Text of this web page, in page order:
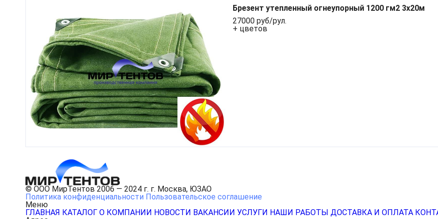
Брезент утепленный огнеупорный 1200 гм2 3х20м
27000 руб/рул.
+ цветов
© ООО МирТентов 2006 — 2024 г. г. Москва, ЮЗАО
Политика конфиденциальности Пользовательское соглашение
Меню
ГЛАВНАЯ КАТАЛОГ О КОМПАНИИ НОВОСТИ ВАКАНСИИ УСЛУГИ НАШИ РАБОТЫ ДОСТАВКА И ОПЛАТА